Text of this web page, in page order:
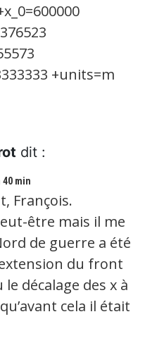
+units=m
dit :
40 min
François.
être mais il me
de guerre a été
du front
le décalage des x à
cela il était